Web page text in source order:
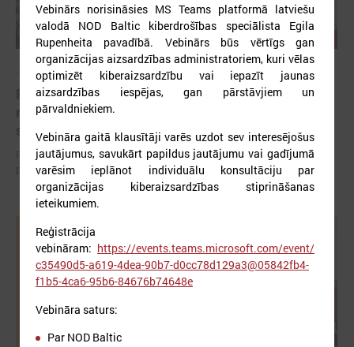
2026. gada 12. jūnijs
Publicēta konferences “Tautas sapulcei – 36”
rezolūcija par vietējās pārstāvniecības
stiprināšanu Latvijā
Publicēta konferences “Tautas sapulcei – 36” rezolūcija par vietējās
pārstāvniecības stiprināšanu Latvijā
Vebinārs norisināsies MS Teams platformā latviešu
valodā NOD Baltic kiberdrošības speciālista Egila
Rupenheita pavadībā. Vebinārs būs vērtīgs gan
organizācijas aizsardzības administratoriem, kuri vēlas
optimizēt kiberaizsardzību vai iepazīt jaunas
aizsardzības iespējas, gan pārstāvjiem un
pārvaldniekiem.
Vebināra gaitā klausītāji varēs uzdot sev interesējošus
jautājumus, savukārt papildus jautājumu vai gadījumā
varēsim ieplānot individuālu konsultāciju par
organizācijas kiberaizsardzības stiprināšanas
ieteikumiem.
Reģistrācija
vebināram: https://events.teams.microsoft.com/event/
c35490d5-a619-4dea-90b7-d0cc78d129a3@05842fb4-
f1b5-4ca6-95b6-84676b74648e
Vebināra saturs:
Par NOD Baltic